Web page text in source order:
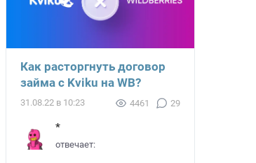
Как расторгнуть договор
займа с Kviku на WB?
31.08.22 в 10:23 4461 29
*
отвечает: